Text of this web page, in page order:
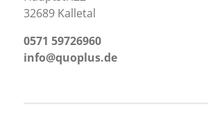
32689 Kalletal
0571 59726960
info@quoplus.de